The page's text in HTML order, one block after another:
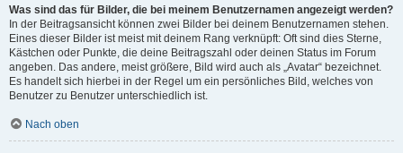
Was sind das für Bilder, die bei meinem Benutzernamen angezeigt werden?
In der Beitragsansicht können zwei Bilder bei deinem Benutzernamen stehen.
Eines dieser Bilder ist meist mit deinem Rang verknüpft: Oft sind dies Sterne,
Kästchen oder Punkte, die deine Beitragszahl oder deinen Status im Forum
angeben. Das andere, meist größere, Bild wird auch als „Avatar“ bezeichnet.
Es handelt sich hierbei in der Regel um ein persönliches Bild, welches von
Benutzer zu Benutzer unterschiedlich ist.
Nach oben